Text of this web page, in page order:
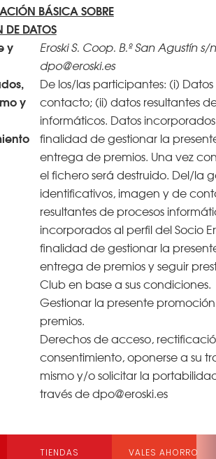
BÁSICA SOBRE
DE DATOS
y
Eroski S. Coop. B.º San Agustín
dpo@eroski.es
y
De los/las participantes: (i)
contacto; (ii) datos resultantes
informáticos. Datos
finalidad de gestionar la
entrega de premios. Una vez
el fichero será destruido. Del/la
identificativos, imagen y de
resultantes de procesos
incorporados al perfil del Socio
finalidad de gestionar la
entrega de premios y seguir
Club en base a sus condiciones.
Gestionar la presente
premios.
Derechos de acceso,
consentimiento, oponerse a su
mismo y/o solicitar la
través de dpo@eroski.es
TIENDAS VALES AHORRO